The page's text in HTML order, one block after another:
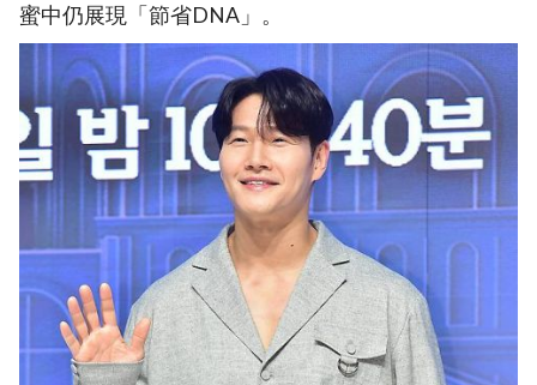
蜜中仍展現「節省DNA」。